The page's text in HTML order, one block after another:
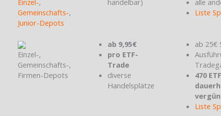
Einzel-,
Gemeinschafts-,
Junior-Depots
handelbar)
alle
Liste
Einzel-,
Gemeinschafts-,
Firmen-Depots
ab 9,95€
pro ETF-
Trade
diverse
Handelsplätze
ab 25€
470
Liste